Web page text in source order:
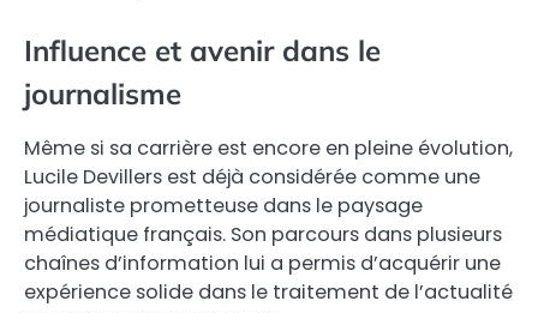
Influence et avenir dans le
journalisme
Même si sa carrière est encore en pleine évolution,
Lucile Devillers est déjà considérée comme une
journaliste prometteuse dans le paysage
médiatique français. Son parcours dans plusieurs
chaînes d’information lui a permis d’acquérir une
expérience solide dans le traitement de l’actualité